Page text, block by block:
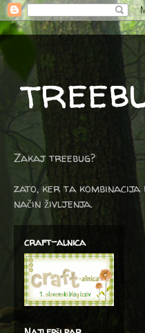
Zakaj treebug?
zato, ker ta
način življenja.
craft-alnica